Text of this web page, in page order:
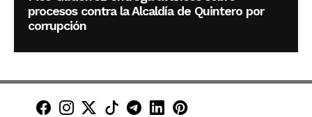
procesos contra la Alcaldía de Quintero por
corrupción
Minuto30 en Facebook
Minuto30 en Instagram
Minuto30 en X (Twitter)
Minuto30 en TikTok
Canal de Minuto30 en
Minuto30 en LinkedIn
Minuto30 en